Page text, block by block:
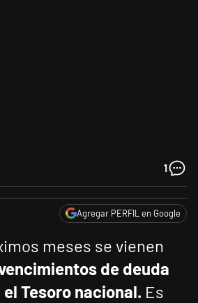
1
Agregar PERFIL en Google
meses se vienen
de deuda
Tesoro nacional. Es